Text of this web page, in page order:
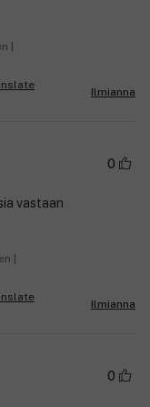
|
Ilmianna
0
vastaan
|
Ilmianna
0